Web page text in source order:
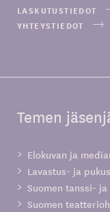
LASKUTUSTIEDOT
YHTEYSTIEDOT
Temen
Elokuvan ja
Lavastus- ja
Suomen tanssi-
Suomen